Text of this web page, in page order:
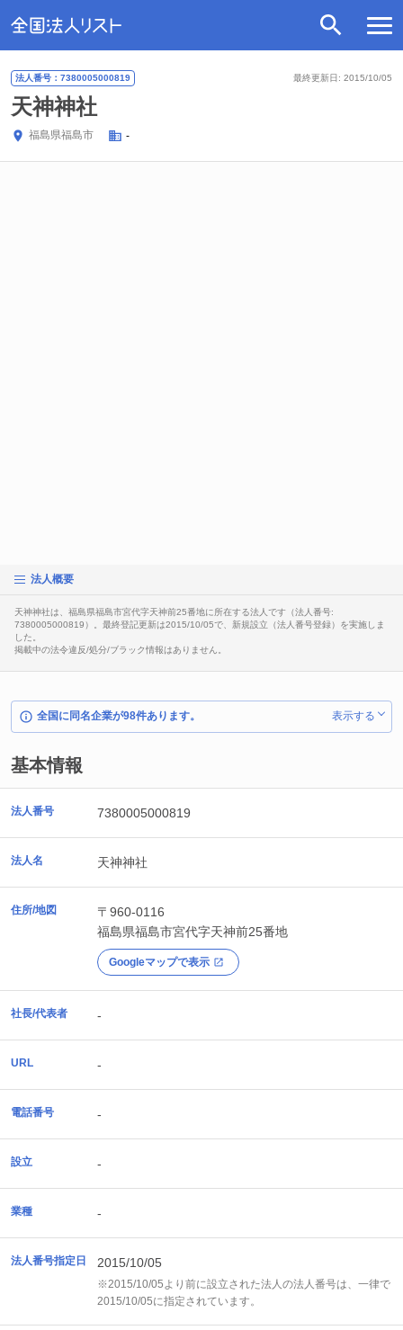
最終更新日: 2015/10/05
法人番号：7380005000819
天神神社
福島県福島市 -
法人概要
天神神社は、福島県福島市宮代字天神前25番地に所在する法人です（法人番号:
7380005000819）。最終登記更新は2015/10/05で、新規設立（法人番号登録）を実施しま
した。
掲載中の法令違反/処分/ブラック情報はありません。
全国に同名企業が98件あります。 表示する
基本情報
法人番号 7380005000819
法人名 天神神社
住所/地図
〒960-0116
福島県福島市宮代字天神前25番地
Googleマップで表示
社長/代表者 -
URL -
電話番号 -
設立 -
業種 -
法人番号指定日 2015/10/05
※2015/10/05より前に設立された法人の法人番号は、一律で
2015/10/05に指定されています。